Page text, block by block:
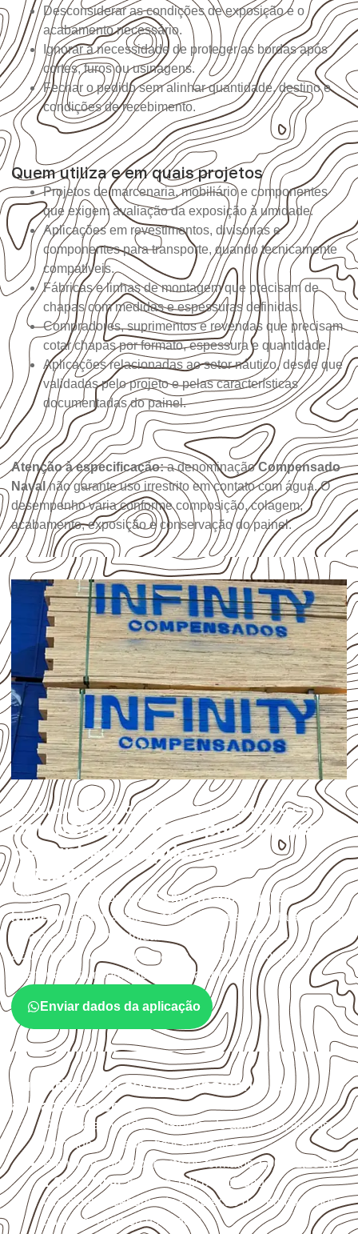
Desconsiderar as condições de exposição e o
acabamento necessário.
Ignorar a necessidade de proteger as bordas após
cortes, furos ou usinagens.
Fechar o pedido sem alinhar quantidade, destino e
condições de recebimento.
Quem utiliza e em quais projetos
Projetos de marcenaria, mobiliário e componentes
que exigem avaliação da exposição à umidade.
Aplicações em revestimentos, divisórias e
componentes para transporte, quando tecnicamente
compatíveis.
Fábricas e linhas de montagem que precisam de
chapas com medidas e espessuras definidas.
Compradores, suprimentos e revendas que precisam
cotar chapas por formato, espessura e quantidade.
Aplicações relacionadas ao setor náutico, desde que
validadas pelo projeto e pelas características
documentadas do painel.
Atenção à especificação:a denominaçãoCompensado
Naval não garante uso irrestrito em contato com água. O
desempenho varia conforme composição, colagem,
acabamento, exposição e conservação do painel.
UTILIZAÇÃO E CUIDADOS DO PRODUTO
Compensado Naval para empresas
de Ivinhema: aplicações e
cuidados
Empresas que procuram
Compensado Naval em
Ivinhemadevem avaliar onde a chapa será instalada, qual
será o contato com umidade e quais cuidados de
acabamento serão necessários. Espessura, formato e
quantidade também interferem na compra.
Enviar dados da aplicação
Cuidados com corte, acabamento e
armazenamento
Escolha a medida considerando aplicação, apoios,
montagem e especificação técnica.
Planeje o corte conforme os formatos1,60 × 2,20 m e
1,60 × 2,50 m, sujeitos à disponibilidade.
Considere acabamento e proteção das bordas após
qualquer corte ou usinagem.